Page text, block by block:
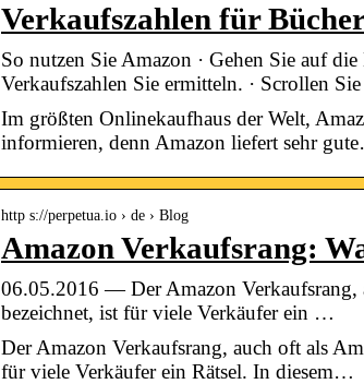
Verkaufszahlen für
So nutzen Sie Amazon · Gehen Sie auf
Verkaufszahlen Sie ermitteln. · Scrollen
Im größten Onlinekaufhaus der Welt,
informieren, denn Amazon liefert sehr
http s://perpetua.io › de › Blog
Amazon Verkaufsrang:
06.05.2016 — Der Amazon Verkaufsrang,
bezeichnet, ist für viele Verkäufer ein …
Der Amazon Verkaufsrang, auch oft als
für viele Verkäufer ein Rätsel. In diesem…